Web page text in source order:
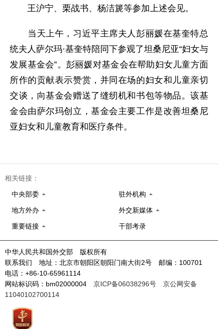
王沪宁、栗战书、杨洁篪等参加上述会见。
当天上午，习近平主席夫人彭丽媛在基奎特总
统夫人萨尔玛·基奎特陪同下参观了坦桑尼亚“妇女与
发展基金会”。彭丽媛对基金会在帮助妇女儿童方面
所作的贡献表示赞赏，并同在场的妇女和儿童亲切
交谈，向基金会赠送了缝纫机和书包等物品。该基
金会由萨尔玛创立，基金会主要工作是改善坦桑尼
亚妇女和儿童教育和医疗条件。
相关链接：
中央部委 驻外机构
地方外办 外交新媒体
重要链接 干部考录
中华人民共和国外交部 版权所有
联系我们 地址：北京市朝阳区朝阳门南大街2号 邮编：100701
电话：+86-10-65961114
网站标识码：bm02000004 京ICP备06038296号
京公网安备
11040102700114